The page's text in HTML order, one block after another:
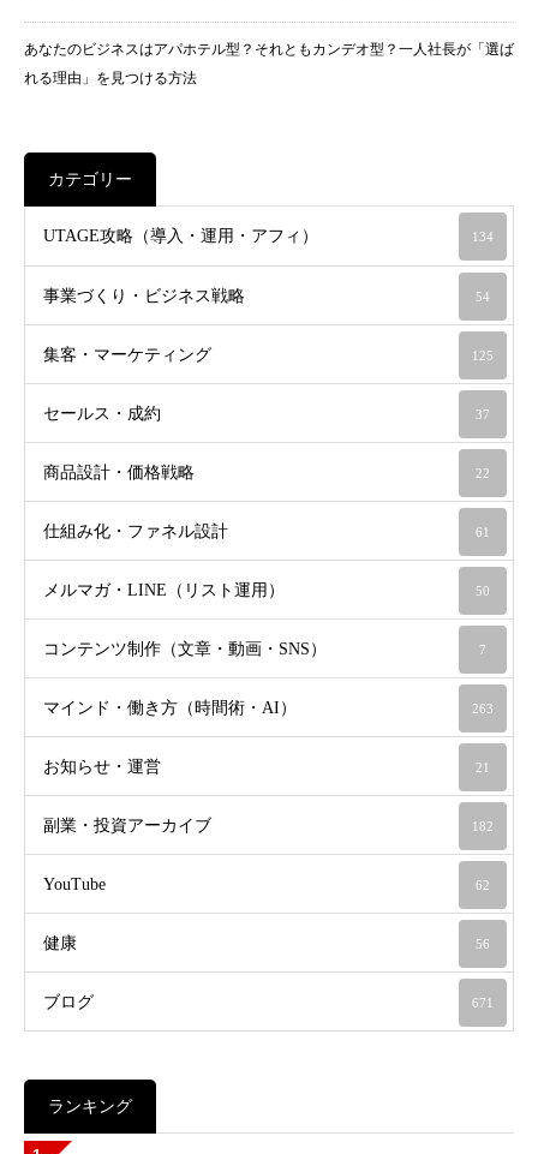
あなたのビジネスはアパホテル型？それともカンデオ型？一人社長が「選ば
れる理由」を見つける方法
カテゴリー
UTAGE攻略（導入・運用・アフィ） 134
事業づくり・ビジネス戦略 54
集客・マーケティング 125
セールス・成約 37
商品設計・価格戦略 22
仕組み化・ファネル設計 61
メルマガ・LINE（リスト運用） 50
コンテンツ制作（文章・動画・SNS） 7
マインド・働き方（時間術・AI） 263
お知らせ・運営 21
副業・投資アーカイブ 182
YouTube 62
健康 56
ブログ 671
ランキング